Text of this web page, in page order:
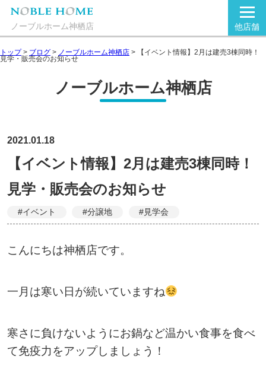
ノーブルホーム神栖店 他店舗
トップ> ブログ > ノーブルホーム神栖店 > 【イベント情報】2月は建売3棟同時！
見学・販売会のお知らせ
ノーブルホーム神栖店
2021.01.18
【イベント情報】2月は建売3棟同時！
見学・販売会のお知らせ
#イベント #分譲地 #見学会
こんにちは神栖店です。
一月は寒い日が続いていますね
寒さに負けないようにお鍋など温かい食事を食べ
て免疫力をアップしましょう！